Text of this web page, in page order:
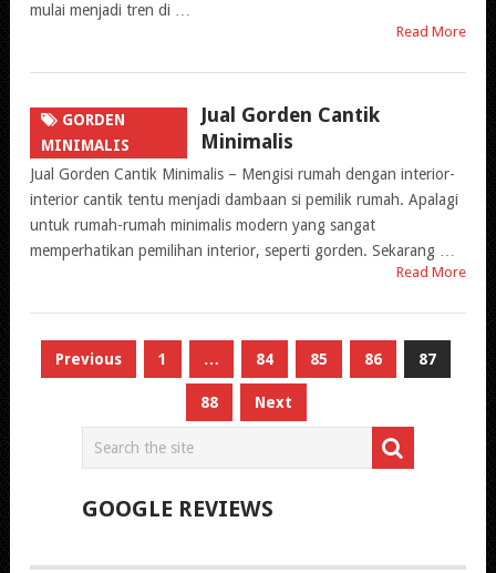
mulai menjadi tren di …
Read More
GORDEN
MINIMALIS
Jual Gorden Cantik
Minimalis
Jual Gorden Cantik Minimalis – Mengisi rumah dengan interior-
interior cantik tentu menjadi dambaan si pemilik rumah. Apalagi
untuk rumah-rumah minimalis modern yang sangat
memperhatikan pemilihan interior, seperti gorden. Sekarang …
Read More
Paginasi
Previous 1 … 84 85 86 87
88 Next
GOOGLE REVIEWS